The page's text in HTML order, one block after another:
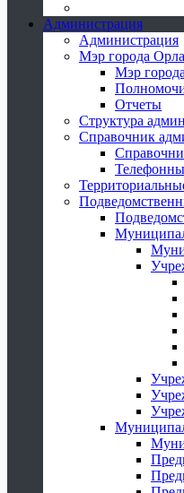
Администрация
Администрация
Мэр города Орла
Мэр
Отчеты
Структура
Справочник